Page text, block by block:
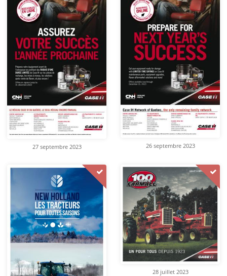
27 septembre 2023 26 septembre 2023
28 juillet 2023